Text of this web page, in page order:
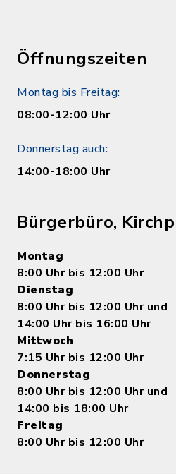
Öffnungszeiten
Montag bis Freitag:
08:00-12:00 Uhr
Donnerstag auch:
14:00-18:00 Uhr
Bürgerbüro,
Montag
8:00 Uhr bis 12:00 Uhr
Dienstag
8:00 Uhr bis 12:00 Uhr und
14:00 Uhr bis 16:00 Uhr
Mittwoch
7:15 Uhr bis 12:00 Uhr
Donnerstag
8:00 Uhr bis 12:00 Uhr und
14:00 bis 18:00 Uhr
Freitag
8:00 Uhr bis 12:00 Uhr